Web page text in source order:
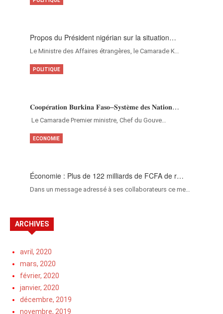
Propos du Président nigérian sur la situation…
Le Ministre des Affaires étrangères, le Camarade K…
𝐂𝐨𝐨𝐩𝐞́𝐫𝐚𝐭𝐢𝐨𝐧 𝐁𝐮𝐫𝐤𝐢𝐧𝐚 𝐅𝐚𝐬𝐨–𝐒𝐲𝐬𝐭𝐞̀𝐦𝐞 𝐝𝐞𝐬 𝐍𝐚𝐭𝐢𝐨𝐧…
‎Le Camarade Premier ministre, Chef du Gouve…
POLITIQUE
Économie : Plus de 122 milliards de FCFA de r…
Dans un message adressé à ses collaborateurs ce me…
ECONOMIE
ARCHIVES
avril, 2020
mars, 2020
février, 2020
janvier, 2020
décembre, 2019
novembre, 2019